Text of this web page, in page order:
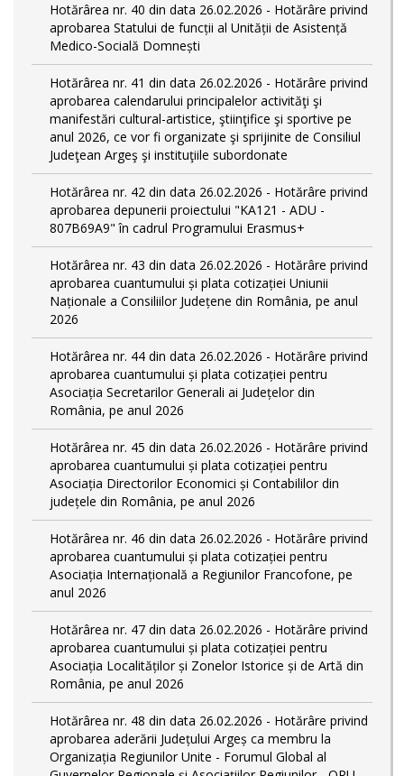
Hotărârea nr. 40 din data 26.02.2026 - Hotărâre privind
aprobarea Statului de funcții al Unității de Asistență
Medico-Socială Domnești
Hotărârea nr. 41 din data 26.02.2026 - Hotărâre privind
aprobarea calendarului principalelor activităţi şi
manifestări cultural-artistice, ştiinţifice şi sportive pe
anul 2026, ce vor fi organizate şi sprijinite de Consiliul
Judeţean Argeş şi instituţiile subordonate
Hotărârea nr. 42 din data 26.02.2026 - Hotărâre privind
aprobarea depunerii proiectului "KA121 - ADU -
807B69A9" în cadrul Programului Erasmus+
Hotărârea nr. 43 din data 26.02.2026 - Hotărâre privind
aprobarea cuantumului și plata cotizației Uniunii
Naționale a Consiliilor Județene din România, pe anul
2026
Hotărârea nr. 44 din data 26.02.2026 - Hotărâre privind
aprobarea cuantumului și plata cotizației pentru
Asociația Secretarilor Generali ai Județelor din
România, pe anul 2026
Hotărârea nr. 45 din data 26.02.2026 - Hotărâre privind
aprobarea cuantumului și plata cotizației pentru
Asociația Directorilor Economici și Contabililor din
județele din România, pe anul 2026
Hotărârea nr. 46 din data 26.02.2026 - Hotărâre privind
aprobarea cuantumului și plata cotizației pentru
Asociația Internațională a Regiunilor Francofone, pe
anul 2026
Hotărârea nr. 47 din data 26.02.2026 - Hotărâre privind
aprobarea cuantumului și plata cotizației pentru
Asociația Localităților și Zonelor Istorice și de Artă din
România, pe anul 2026
Hotărârea nr. 48 din data 26.02.2026 - Hotărâre privind
aprobarea aderării Județului Argeș ca membru la
Organizația Regiunilor Unite - Forumul Global al